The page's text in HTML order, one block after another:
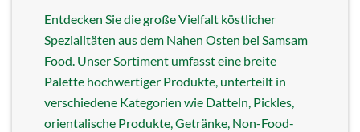
Entdecken Sie die große Vielfalt köstlicher
Spezialitäten aus dem Nahen Osten bei Samsam
Food. Unser Sortiment umfasst eine breite
Palette hochwertiger Produkte, unterteilt in
verschiedene Kategorien wie Datteln, Pickles,
orientalische Produkte, Getränke, Non-Food-